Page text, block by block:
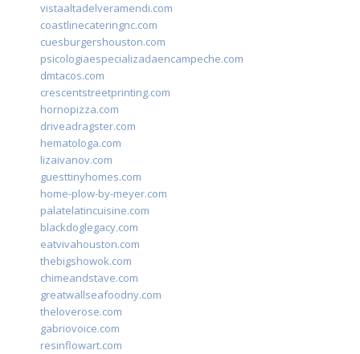
vistaaltadelveramendi.com
coastlinecateringnc.com
cuesburgershouston.com
psicologiaespecializadaencampeche.com
dmtacos.com
crescentstreetprinting.com
hornopizza.com
driveadragster.com
hematologa.com
lizaivanov.com
guesttinyhomes.com
home-plow-by-meyer.com
palatelatincuisine.com
blackdoglegacy.com
eatvivahouston.com
thebigshowok.com
chimeandstave.com
greatwallseafoodny.com
theloverose.com
gabriovoice.com
resinflowart.com